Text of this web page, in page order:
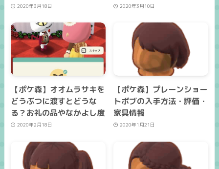
2020年3月18日 2020年3月10日
【ポケ森】オオムラサキを
どうぶつに渡すとどうな
る？お礼の品やなかよし度
2020年2月18日
【ポケ森】プレーンショー
トボブの入手方法・評価・
家具情報
2020年1月21日